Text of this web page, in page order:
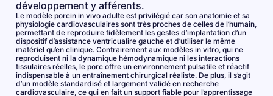
développement y afférents.
Le modèle porcin in vivo adulte est privilégié car son anatomie et sa
physiologie cardiovasculaires sont très proches de celles de l’humain,
permettant de reproduire fidèlement les gestes d’implantation d’un
dispositif d’assistance ventricualire gauche et d’utiliser le même
matériel qu’en clinique. Contrairement aux modèles in vitro, qui ne
reproduisent ni la dynamique hémodynamique ni les interactions
tissulaires réelles, le porc offre un environnement pulsatile et réactif
indispensable à un entraînement chirurgical réaliste. De plus, il s’agit
d’un modèle standardisé et largement validé en recherche
cardiovasculaire, ce qui en fait un support fiable pour l’apprentissage